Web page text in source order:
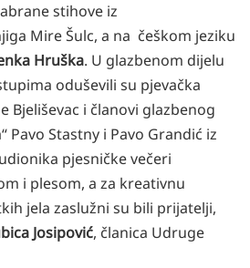
stihove iz
Mire Šulc, a na češkom jeziku
Hruška. U glazbenom dijelu
oduševili su pjevačka
Bjeliševac i članovi glazbenog
Pavo Stastny i Pavo Grandić iz
pjesničke večeri
i plesom, a za kreativnu
jela zaslužni su bili prijatelji,
Josipović, članica Udruge